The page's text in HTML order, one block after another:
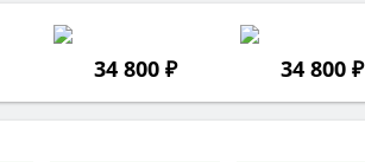
34 800 ₽ 34 800 ₽